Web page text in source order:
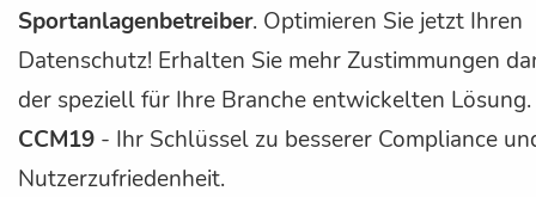
Sportanlagenbetreiber. Optimieren Sie jetzt Ihren
Datenschutz! Erhalten Sie mehr Zustimmungen
der speziell für Ihre Branche entwickelten Lösung.
CCM19 - Ihr Schlüssel zu besserer Compliance
Nutzerzufriedenheit.